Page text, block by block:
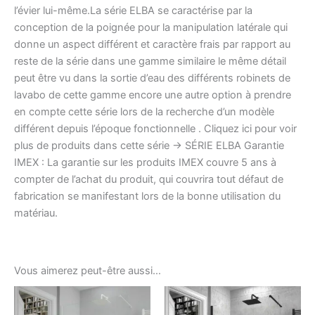
l’évier lui-même.La série ELBA se caractérise par la
conception de la poignée pour la manipulation latérale qui
donne un aspect différent et caractère frais par rapport au
reste de la série dans une gamme similaire le même détail
peut être vu dans la sortie d’eau des différents robinets de
lavabo de cette gamme encore une autre option à prendre
en compte cette série lors de la recherche d’un modèle
différent depuis l’époque fonctionnelle . Cliquez ici pour voir
plus de produits dans cette série -> SÉRIE ELBA Garantie
IMEX : La garantie sur les produits IMEX couvre 5 ans à
compter de l’achat du produit, qui couvrira tout défaut de
fabrication se manifestant lors de la bonne utilisation du
matériau.
Vous aimerez peut-être aussi…